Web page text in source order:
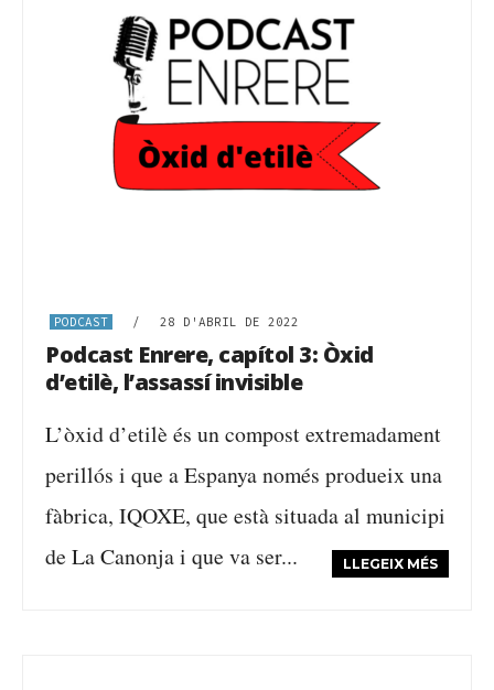
PODCAST / 28 D'ABRIL DE 2022
Podcast Enrere, capítol 3: Òxid
d’etilè, l’assassí invisible
L’òxid d’etilè és un compost extremadament
perillós i que a Espanya només produeix una
fàbrica, IQOXE, que està situada al municipi
de La Canonja i que va ser...
LLEGEIX MÉS